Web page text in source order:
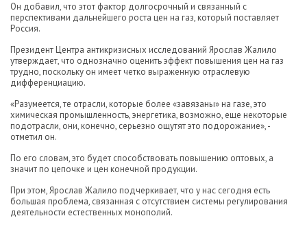
Он добавил, что этот фактор долгосрочный и связанный с
перспективами дальнейшего роста цен на газ, который поставляет
Россия.
Президент Центра антикризисных исследований Ярослав Жалило
утверждает, что однозначно оценить эффект повышения цен на газ
трудно, поскольку он имеет четко выраженную отраслевую
дифференциацию.
«Разумеется, те отрасли, которые более «завязаны» на газе, это
химическая промышленность, энергетика, возможно, еще некоторые
подотрасли, они, конечно, серьезно ощутят это подорожание», -
отметил он.
По его словам, это будет способствовать повышению оптовых, а
значит по цепочке и цен конечной продукции.
При этом, Ярослав Жалило подчеркивает, что у нас сегодня есть
большая проблема, связанная с отсутствием системы регулирования
деятельности естественных монополий.